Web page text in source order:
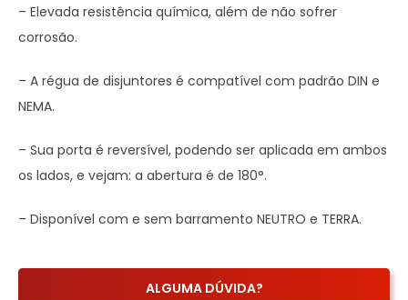
– Elevada resistência química, além de não sofrer
corrosão.
– A régua de disjuntores é compatível com padrão DIN e
NEMA.
– Sua porta é reversível, podendo ser aplicada em ambos
os lados, e vejam: a abertura é de 180°.
– Disponível com e sem barramento NEUTRO e TERRA.
ALGUMA DÚVIDA?